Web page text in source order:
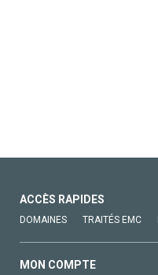
ACCÈS RAPIDES
DOMAINES TRAITÉS EMC
MON COMPTE